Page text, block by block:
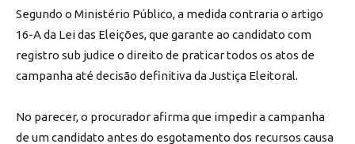
Segundo o Ministério Público, a medida contraria o artigo
16-A da Lei das Eleições, que garante ao candidato com
registro sub judice o direito de praticar todos os atos de
campanha até decisão definitiva da Justiça Eleitoral.
No parecer, o procurador afirma que impedir a campanha
de um candidato antes do esgotamento dos recursos causa